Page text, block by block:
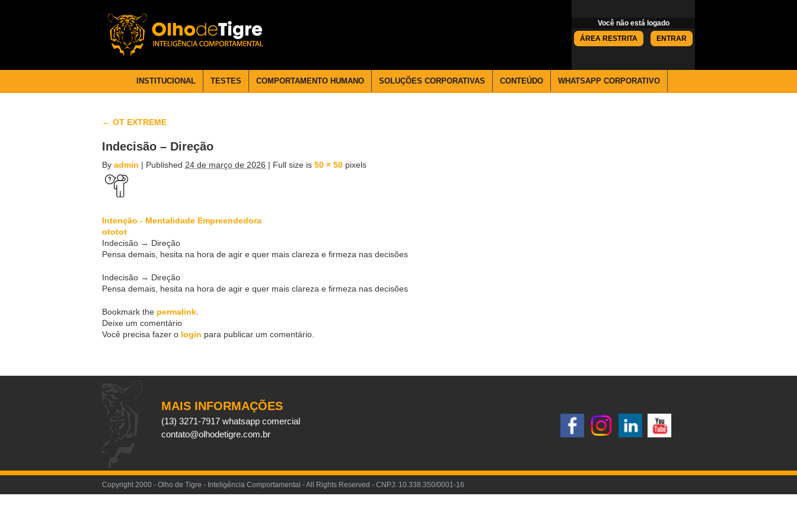
Você não está logado
ÁREA RESTRITA
ENTRAR
INSTITUCIONAL TESTES COMPORTAMENTO HUMANO SOLUÇÕES CORPORATIVAS CONTEÚDO WHATSAPP CORPORATIVO
← OT EXTREME
Indecisão – Direção
By admin | Published 24 de março de 2026 | Full size is 50 × 50 pixels
Intenção - Mentalidade Empreendedora
ototot
Indecisão → Direção
Pensa demais, hesita na hora de agir e quer mais clareza e firmeza nas decisões
Indecisão → Direção
Pensa demais, hesita na hora de agir e quer mais clareza e firmeza nas decisões
Bookmark the permalink
Deixe um comentário
Você precisa fazer o login para publicar um comentário.
MAIS INFORMAÇÕES
(13) 3271-7917 whatsapp comercial
contato@olhodetigre.com.br
Copyright 2000 - Olho de Tigre - Inteligência Comportamental - All Rights Reserved - CNPJ: 10.338.350/0001-16